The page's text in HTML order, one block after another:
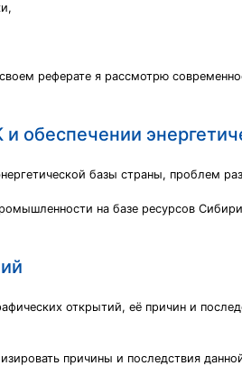
реферате я рассмотрю
обеспечении
базы страны, проблем
на базе ресурсов
открытий, её причин и
причины и последствия